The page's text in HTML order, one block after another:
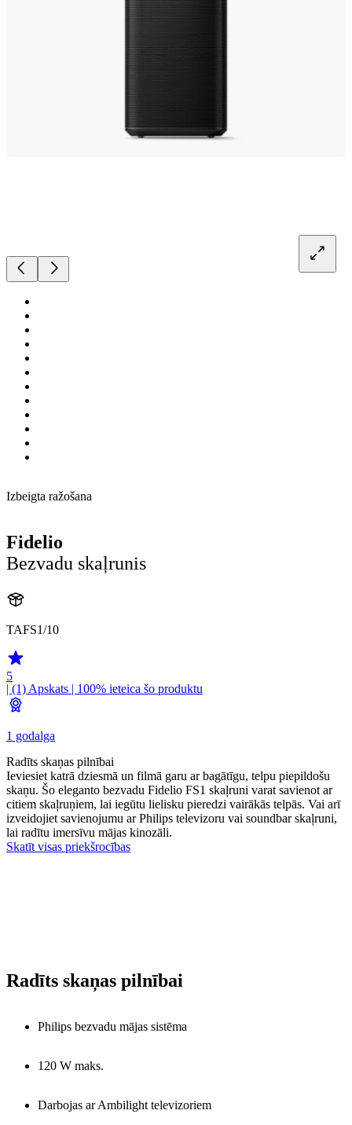
Izbeigta ražošana
Fidelio
Bezvadu skaļrunis
TAFS1/10
5
| (1) Apskats | 100% ieteica šo produktu
1 godalga
Radīts skaņas pilnībai
Ieviesiet katrā dziesmā un filmā garu ar bagātīgu, telpu piepildošu
skaņu. Šo eleganto bezvadu Fidelio FS1 skaļruni varat savienot ar
citiem skaļruņiem, lai iegūtu lielisku pieredzi vairākās telpās. Vai arī
izveidojiet savienojumu ar Philips televizoru vai soundbar skaļruni,
lai radītu imersīvu mājas kinozāli.
Skatīt visas priekšrocības
Radīts skaņas pilnībai
Philips bezvadu mājas sistēma
120 W maks.
Darbojas ar Ambilight televizoriem